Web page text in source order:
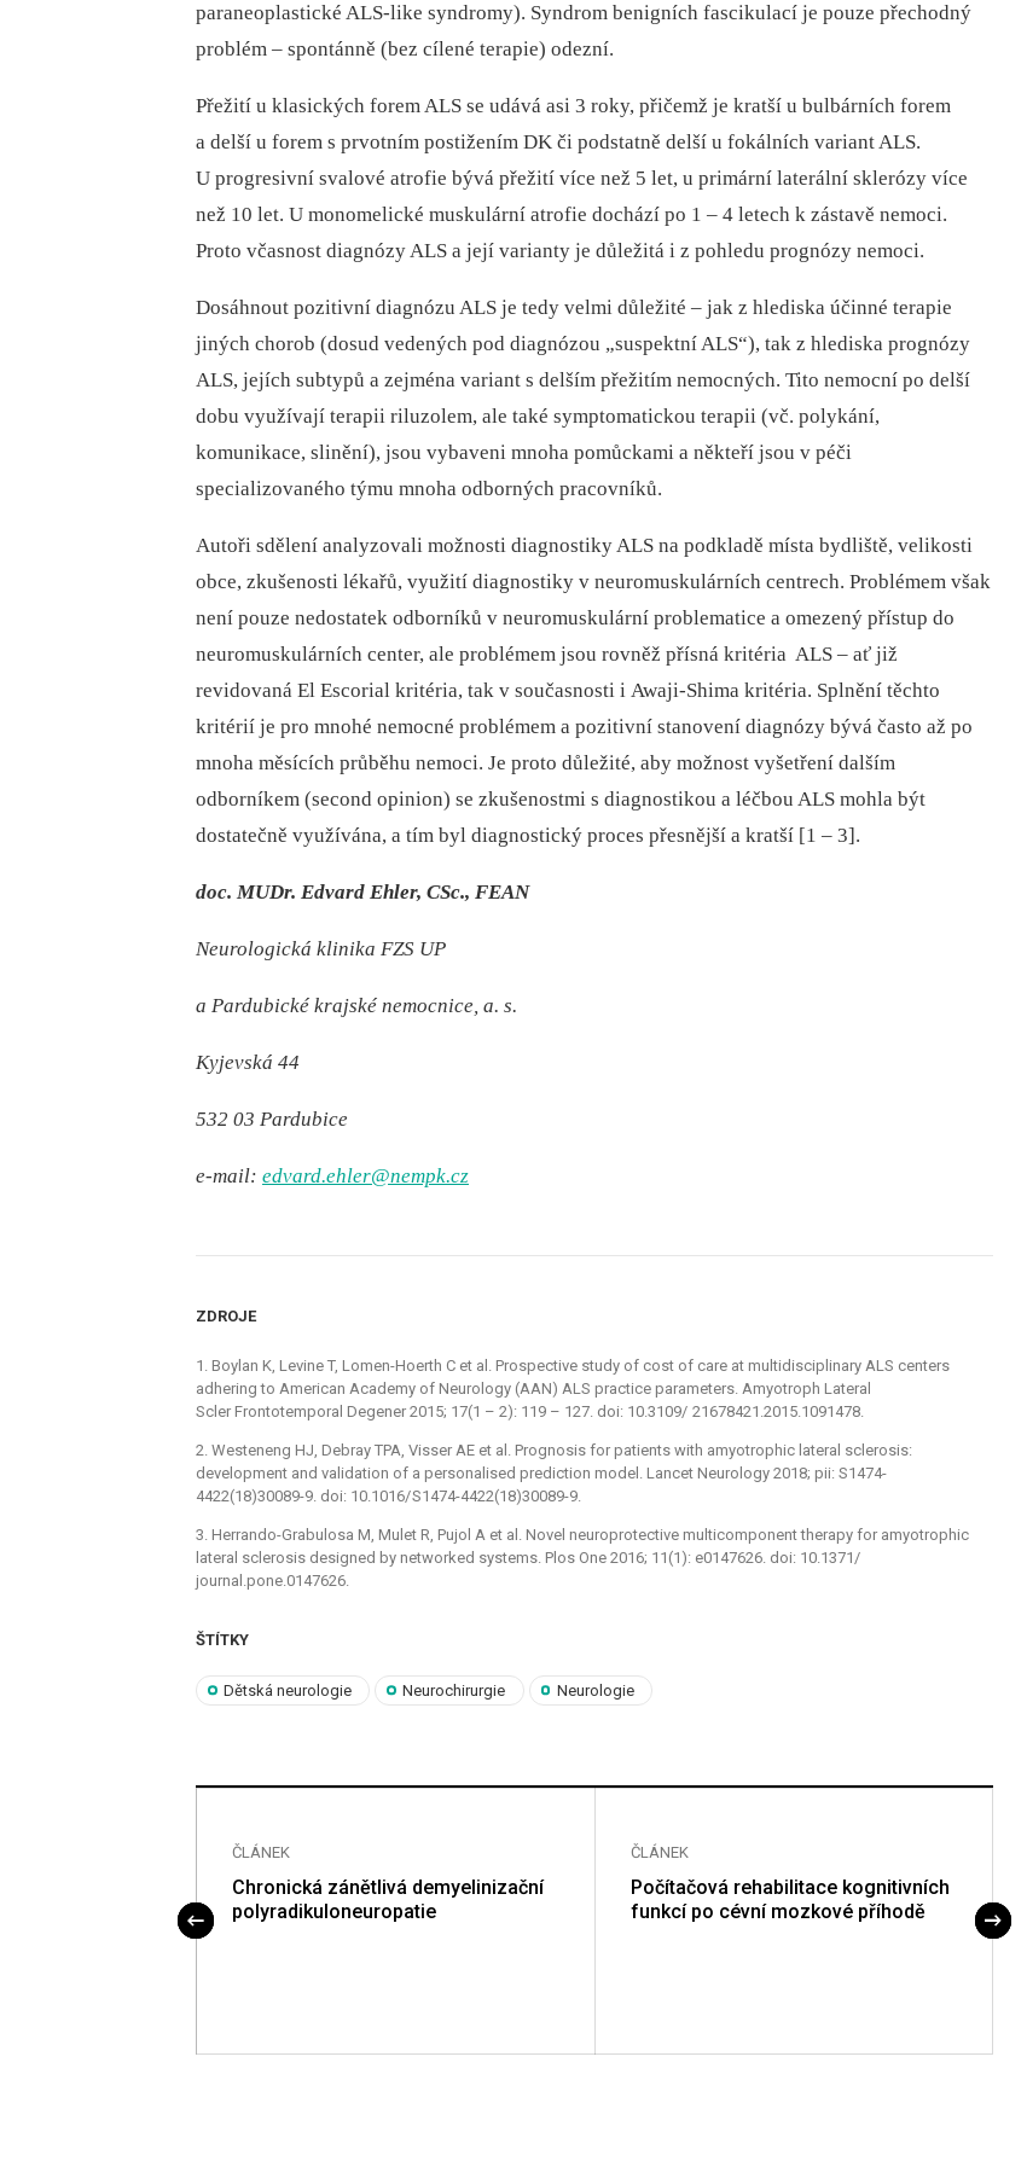
paraneoplastické ALS-like syndromy). Syndrom benigních fascikulací je pouze přechodný
problém –⁠ spontánně (bez cílené terapie) odezní.
Přežití u klasických forem ALS se udává asi 3 roky, přičemž je kratší u bulbárních forem
a delší u forem s prvotním postižením DK či podstatně delší u fokálních variant ALS.
U progresivní svalové atrofie bývá přežití více než 5 let, u primární laterální sklerózy více
než 10 let. U monomelické muskulární atrofie dochází po 1 –⁠ 4 letech k zástavě nemoci.
Proto včasnost diagnózy ALS a její varianty je důležitá i z pohledu prognózy nemoci.
Dosáhnout pozitivní diagnózu ALS je tedy velmi důležité –⁠ jak z hlediska účinné terapie
jiných chorob (dosud vedených pod diagnózou „suspektní ALS“), tak z hlediska prognózy
ALS, jejích subtypů a zejména variant s delším přežitím nemocných. Tito nemocní po delší
dobu využívají terapii riluzolem, ale také symptomatickou terapii (vč. polykání,
komunikace, slinění), jsou vybaveni mnoha pomůckami a někteří jsou v péči
specializovaného týmu mnoha odborných pracovníků.
Autoři sdělení analyzovali možnosti diagnostiky ALS na podkladě místa bydliště, velikosti
obce, zkušenosti lékařů, využití diagnostiky v neuromuskulárních centrech. Problémem však
není pouze nedostatek odborníků v neuromuskulární problematice a omezený přístup do
neuromuskulárních center, ale problémem jsou rovněž přísná kritéria ALS –⁠ ať již
revidovaná El Escorial kritéria, tak v současnosti i Awaji-Shima kritéria. Splnění těchto
kritérií je pro mnohé nemocné problémem a pozitivní stanovení diagnózy bývá často až po
mnoha měsících průběhu nemoci. Je proto důležité, aby možnost vyšetření dalším
odborníkem (second opinion) se zkušenostmi s diagnostikou a léčbou ALS mohla být
dostatečně využívána, a tím byl diagnostický proces přesnější a kratší [1 –⁠ 3].
doc. MUDr. Edvard Ehler, CSc., FEAN
Neurologická klinika FZS UP
a Pardubické krajské nemocnice, a. s.
Kyjevská 44
532 03 Pardubice
e-mail: edvard.ehler@nempk.cz
ZDROJE
1. Boylan K, Levine T, Lomen-Hoerth C et al. Prospective study of cost of care at multidisciplinary ALS centers
adher­­ing to American Academy of Neurology (AAN) ALS practice parameters. Amyotroph Lateral
Scler Frontotemporal Degener 2015; 17(1 –⁠ 2): 119 –⁠ 127. doi: 10.3109/ 21678421.2015.1091478.
2. Westeneng HJ, Debray TPA, Vis­ser AE et al. Prognosis for patients with amyotrophic lateral sclerosis:
development and validation of a personalised prediction model. Lancet Neurology 2018; pii: S1474-
4422(18)30089-9. doi: 10.1016/ S1474-4422(18)30089-9.
3. Her­rando-Grabulosa M, Mulet R, Pujol A et al. Novel neuroprotective multicomponent ther­apy for amyotrophic
lateral sclerosis designed by networked systems. Plos One 2016; 11(1): e0147626. doi: 10.1371/
journal.pone.0147626.
ŠTÍTKY
Dětská neurologie Neurochirurgie Neurologie
ČLÁNEK
Chronická zánětlivá demyelinizační
polyradikuloneuropatie
ČLÁNEK
Počítačová rehabilitace kognitivních
funkcí po cévní mozkové příhodě